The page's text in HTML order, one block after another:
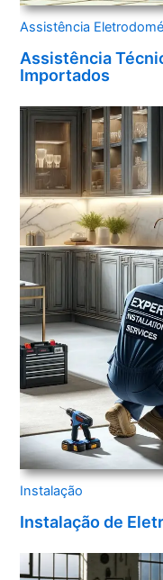
Assistência
Assistência
Importados
Instalação
Instalação de